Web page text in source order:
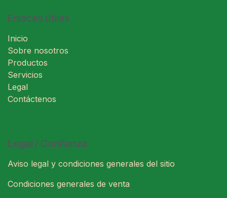
Enlaces útiles
Inicio
Sobre nosotros
Productos
Servicios
Legal
Contáctenos
Legal / Confianza
Aviso legal y condiciones generales del sitio
Condiciones generales de venta